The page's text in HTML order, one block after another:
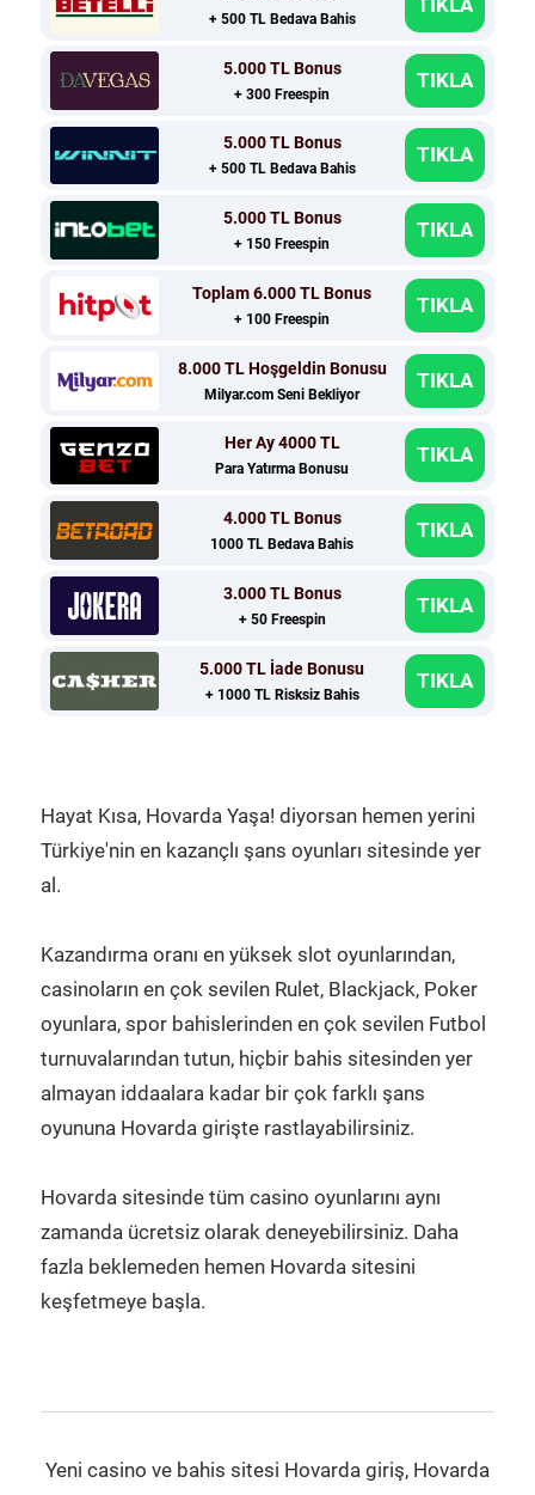
+ 500 TL Bedava Bahis
5.000 TL Bonus
+ 300 Freespin
TIKLA
5.000 TL Bonus
+ 500 TL Bedava Bahis
TIKLA
5.000 TL Bonus
+ 150 Freespin
TIKLA
Toplam 6.000 TL Bonus
+ 100 Freespin
TIKLA
8.000 TL Hoşgeldin Bonusu
Milyar.com Seni Bekliyor
TIKLA
Her Ay 4000 TL
Para Yatırma Bonusu
TIKLA
4.000 TL Bonus
1000 TL Bedava Bahis
TIKLA
3.000 TL Bonus
+ 50 Freespin
TIKLA
5.000 TL İade Bonusu
+ 1000 TL Risksiz Bahis
TIKLA
Hayat Kısa, Hovarda Yaşa! diyorsan hemen yerini
Türkiye'nin en kazançlı şans oyunları sitesinde yer
al.
Kazandırma oranı en yüksek slot oyunlarından,
casinoların en çok sevilen Rulet, Blackjack, Poker
oyunlara, spor bahislerinden en çok sevilen Futbol
turnuvalarından tutun, hiçbir bahis sitesinden yer
almayan iddaalara kadar bir çok farklı şans
oyununa Hovarda girişte rastlayabilirsiniz.
Hovarda sitesinde tüm casino oyunlarını aynı
zamanda ücretsiz olarak deneyebilirsiniz. Daha
fazla beklemeden hemen Hovarda sitesini
keşfetmeye başla.
Yeni casino ve bahis sitesi Hovarda giriş, Hovarda